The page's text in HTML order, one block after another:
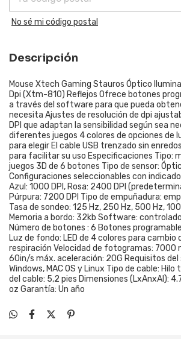
No sé mi código postal
Descripción
Mouse Xtech Gaming Stauros Óptico
Dpi (Xtm-810) Reflejos Ofrece botones
a través del software para que pueda
necesita Ajustes de resolución de dpi
DPI que adaptan la sensibilidad según sea
diferentes juegos 4 colores de opciones de
para elegir El cable USB trenzado sin
para facilitar su uso Especificaciones Tipo:
juegos 3D de 6 botones Tipo de sensor:
Configuraciones seleccionables con
Azul: 1000 DPI, Rosa: 2400 DPI
Púrpura: 7200 DPI Tipo de empuñadura:
Tasa de sondeo: 125 Hz, 250 Hz, 500 Hz,
Memoria a bordo: 32kb Software:
Número de botones : 6 Botones
Luz de fondo: LED de 4 colores para cambio
respiración Velocidad de fotogramas: 7000
60in/s máx. aceleración: 20G Requisitos
Windows, MAC OS y Linux Tipo de cable:
del cable: 5,2 pies Dimensiones (LxAnxAl):
oz Garantía: Un año